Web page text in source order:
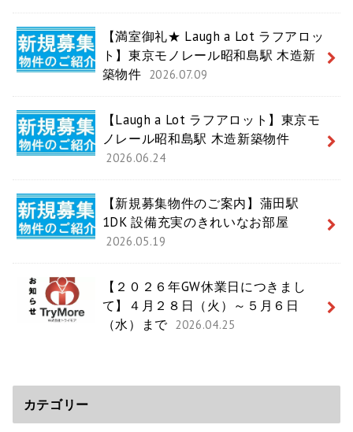
【満室御礼★ Laugh a Lot ラフアロッ
ト】東京モノレール昭和島駅 木造新
築物件 2026.07.09
【Laugh a Lot ラフアロット】東京モ
ノレール昭和島駅 木造新築物件
2026.06.24
【新規募集物件のご案内】蒲田駅
1DK 設備充実のきれいなお部屋
2026.05.19
【２０２６年GW休業日につきまし
て】４月２８日（火）～５月６日
（水）まで 2026.04.25
カテゴリー